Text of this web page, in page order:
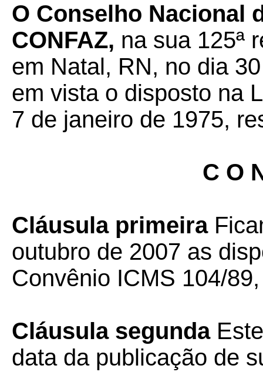
O Conselho Nacional
CONFAZ, na sua 125ª
em Natal, RN, no dia
em vista o disposto na
7 de janeiro de 1975,
C O
Cláusula primeira
outubro de 2007 as
Convênio ICMS 104/
Cláusula segunda
data da publicação de